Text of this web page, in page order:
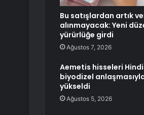
Bu satışlardan artık
alınmayacak: Yeni
yürürlüğe girdi
Ağustos 7, 2026
Aemetis hisseleri
biyodizel
yükseldi
Ağustos 5, 2026